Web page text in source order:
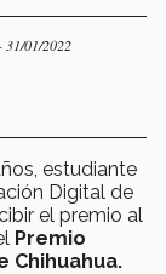
31/01/2022
estudiante
Digital de
el premio al
Premio
Chihuahua.